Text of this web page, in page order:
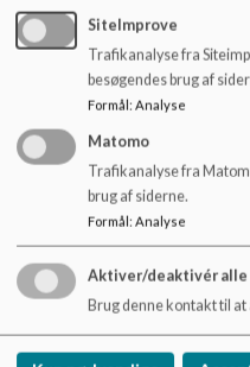
Rødby Skole
Byskolevej 1, 4970
54676363
EAN NR.
Sitemap
SiteImprove
Trafikanalyse fra
besøgendes brug af
Formål: Analyse
Matomo
Trafikanalyse fra
brug af siderne.
Formål: Analyse
Aktiver/deaktivér alle
Brug denne kontakt til